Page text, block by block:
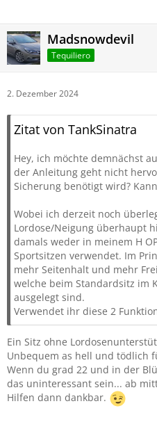
Madsnowdevil
Tequiliero
2. Dezember 2024
Zitat von TankSinatra
Hey, ich möchte demnächst
der Anleitung geht nicht
Sicherung benötigt wird?
Wobei ich derzeit noch
Lordose/Neigung überhaupt
damals weder in meinem H
Sportsitzen verwendet. Im
mehr Seitenhalt und mehr
welche beim Standardsitz im
ausgelegt sind.
Verwendet ihr diese 2
Ein Sitz ohne
Unbequem as hell und tödlich
Wenn du grad 22 und in der
das uninteressant sein... ab
Hilfen dann dankbar.